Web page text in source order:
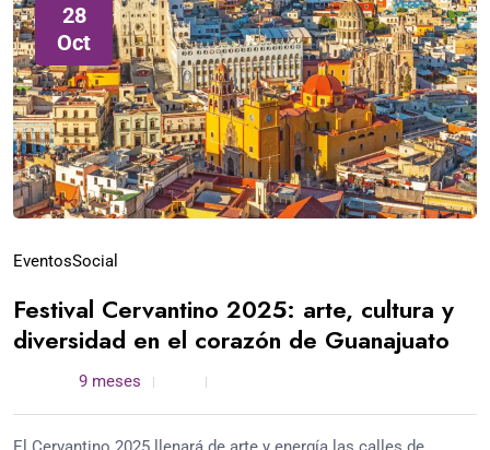
28
Oct
EventosSocial
Festival Cervantino 2025: arte, cultura y
diversidad en el corazón de Guanajuato
9 meses